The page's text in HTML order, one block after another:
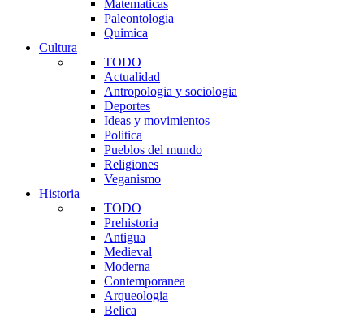
Matematicas
Paleontologia
Quimica
Cultura
TODO
Actualidad
Antropologia y sociologia
Deportes
Ideas y movimientos
Politica
Pueblos del mundo
Religiones
Veganismo
Historia
TODO
Prehistoria
Antigua
Medieval
Moderna
Contemporanea
Arqueologia
Belica